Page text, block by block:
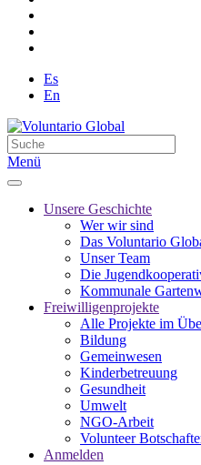
Es
En
Menü
Unsere Geschichte
Wer wir sind
Das Voluntario
Unser Team
Die
Kommunale
Freiwilligenprojekte
Alle Projekte im
Bildung
Gemeinwesen
Kinderbetreuung
Gesundheit
Umwelt
NGO-Arbeit
Volunteer
Anmelden